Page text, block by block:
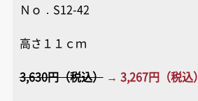
Ｎｏ．S12-42
高さ１１ｃｍ
3,630円（税込）→ 3,267円（税込）